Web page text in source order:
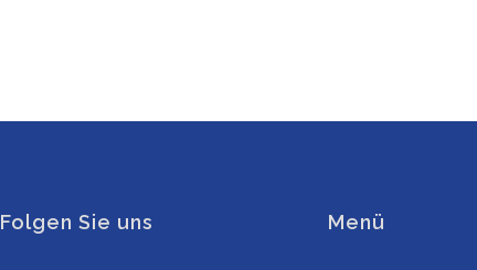
Folgen Sie uns Menü